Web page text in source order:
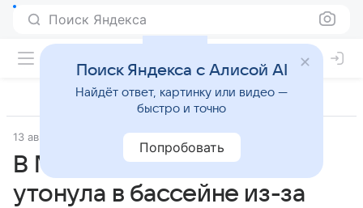
Поиск Яндекса
13 августа 2025 Мослента
В Москве девочка едва не
утонула в бассейне из-за
Поиск Яндекса с Алисой AI
Найдёт ответ, картинку или видео —
быстро и точно
Попробовать